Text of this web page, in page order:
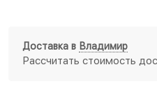
Доставка в Владимир
Рассчитать стоимость